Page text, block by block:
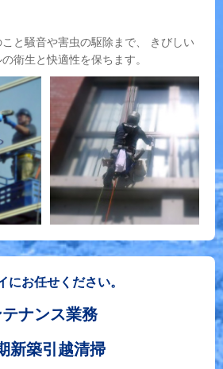
と騒音や害虫の駆除まで、
きびしい
衛生と快適性を保ちます。
にお任せください。
テナンス業務
新築引越清掃